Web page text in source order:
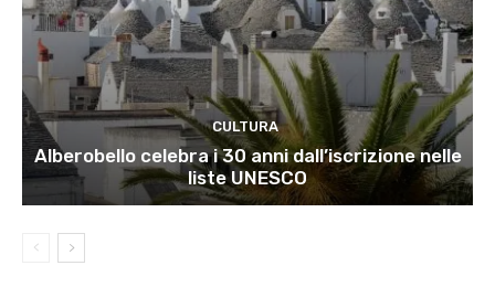
CULTURA
Alberobello celebra i 30 anni dall’iscrizione nelle
liste UNESCO